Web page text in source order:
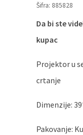
Šifra: 885828
Da bi ste
kupac
Projektor u
crtanje
Dimenzije:
Pakovanje: